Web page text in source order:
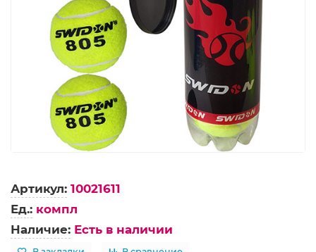
Артикул: 10021611
Ед.: компл
Наличие: Есть в наличии